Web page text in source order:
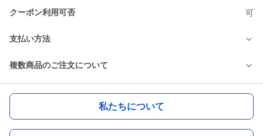
クーポン利用可否 可
支払い方法
複数商品のご注文について
私たちについて